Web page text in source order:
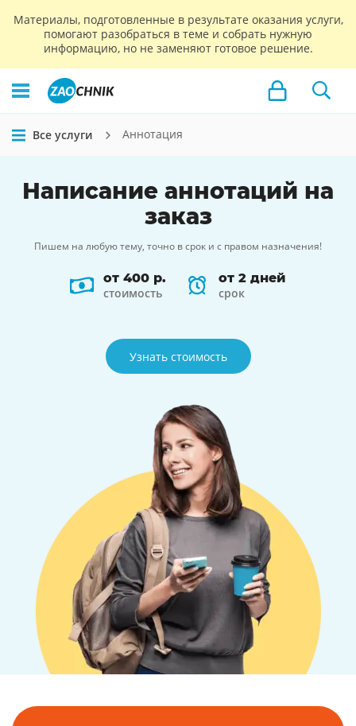
Материалы, подготовленные в результате оказания услуги,
помогают разобраться в теме и собрать нужную
информацию, но не заменяют готовое решение.
Все услуги Аннотация
Написание аннотаций на
заказ
Пишем на любую тему, точно в срок и с правом назначения!
от 400 р.
стоимость
от 2 дней
срок
Узнать стоимость